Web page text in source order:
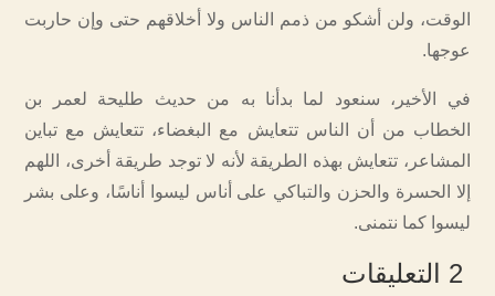
الوقت، ولن أشكو من ذمم الناس ولا أخلاقهم حتى وإن حاربت
عوجها.
في الأخير، سنعود لما بدأنا به من حديث طليحة لعمر بن
الخطاب من أن الناس تتعايش مع البغضاء، تتعايش مع تباين
المشاعر، تتعايش بهذه الطريقة لأنه لا توجد طريقة أخرى، اللهم
إلا الحسرة والحزن والتباكي على أناس ليسوا أناسًا، وعلى بشر
ليسوا كما نتمنى.
2 التعليقات